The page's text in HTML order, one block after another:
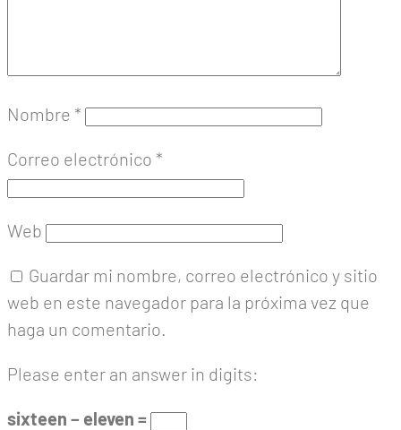
Nombre *
Correo electrónico *
Web
Guardar mi nombre, correo electrónico y sitio
web en este navegador para la próxima vez que
haga un comentario.
Please enter an answer in digits:
sixteen − eleven =